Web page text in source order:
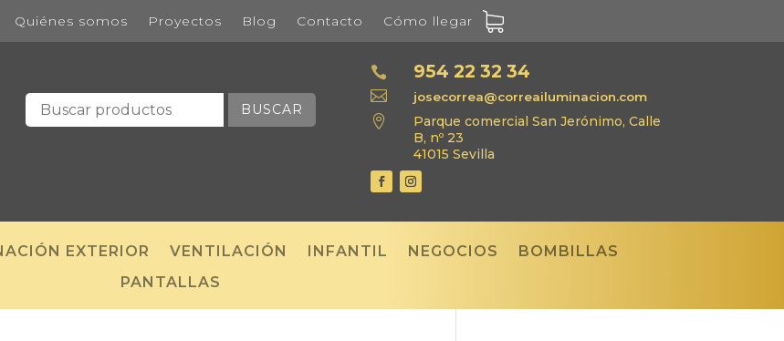
Quiénes somos Proyectos Blog Contacto Cómo llegar
BUSCAR
 954 22 32 34
 josecorrea@correailuminacion.com

Parque comercial San Jerónimo, Calle
B, nº 23
41015 Sevilla
EXTERIOR VENTILACIÓN INFANTIL NEGOCIOS
BOMBILLAS
PANTALLAS